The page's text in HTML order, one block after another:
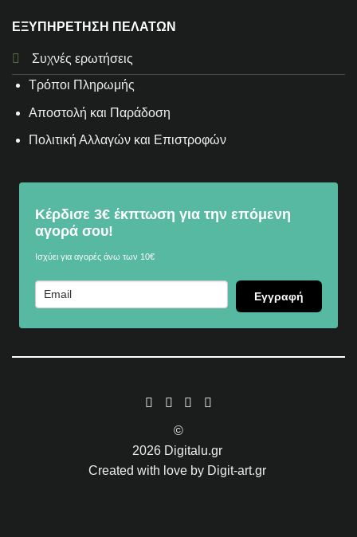
ΕΞΥΠΗΡΕΤΗΣΗ ΠΕΛΑΤΩΝ
Συχνές ερωτήσεις
Τρόποι Πληρωμής
Αποστολή και Παράδοση
Πολιτική Αλλαγών και Επιστροφών
Κέρδισε 3€ έκπτωση για την επόμενη
αγορά σου!
Ισχύει για αγορές άνω των 10€
Εγγραφή
©
2026 Digitalu.gr
Created with love by Digit-art.gr